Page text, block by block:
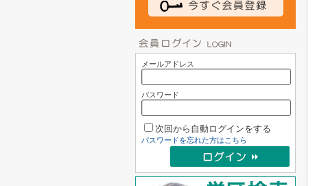
メールアドレス
パスワード
次回から自動ログインをする
パスワードを忘れた方はこちら